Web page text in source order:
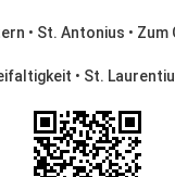
• St. Antonius • Zum
• St.